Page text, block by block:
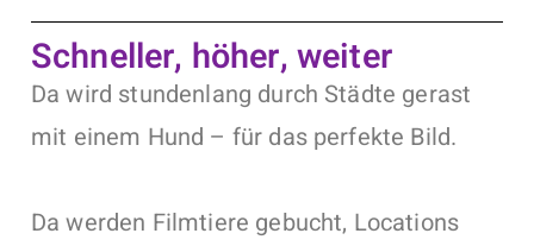
Schneller, höher, weiter
Da wird stundenlang durch Städte gerast
mit einem Hund – für das perfekte Bild.
Da werden Filmtiere gebucht, Locations